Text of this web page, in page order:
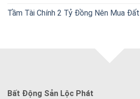
Tầm Tài Chính 2 Tỷ Đồng Nên Mua
Bất Động Sản Lộc Phát